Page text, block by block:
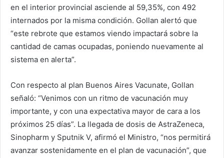
en el interior provincial asciende al 59,35%, con 492
internados por la misma condición. Gollan alertó que
“este rebrote que estamos viendo impactará sobre la
cantidad de camas ocupadas, poniendo nuevamente al
sistema en alerta”.
Con respecto al plan Buenos Aires Vacunate, Gollan
señaló: “Venimos con un ritmo de vacunación muy
importante, y con una expectativa mayor de cara a los
próximos 25 días”. La llegada de dosis de AstraZeneca,
Sinopharm y Sputnik V, afirmó el Ministro, “nos permitirá
avanzar sostenidamente en el plan de vacunación”, que